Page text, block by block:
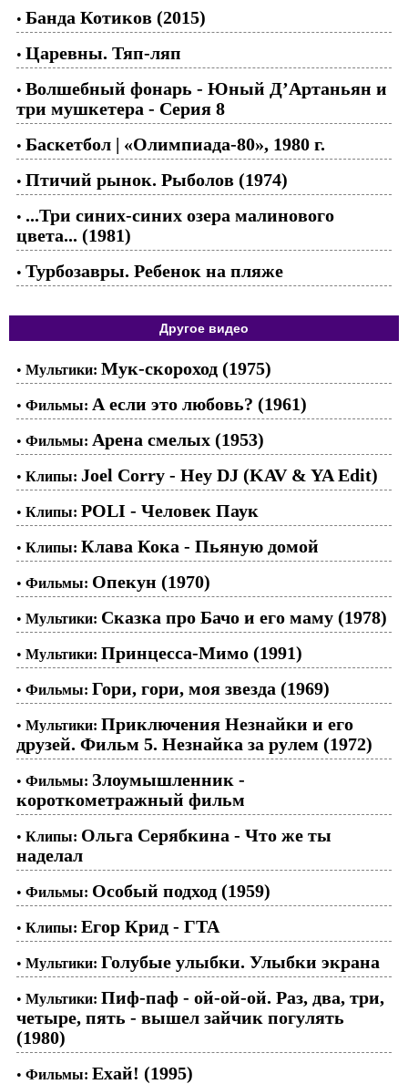
• Банда Котиков (2015)
• Царевны. Тяп-ляп
• Волшебный фонарь - Юный Д’Артаньян и
три мушкетера - Серия 8
• Баскетбол | «Олимпиада-80», 1980 г.
• Птичий рынок. Рыболов (1974)
• ...Три синих-синих озера малинового
цвета... (1981)
• Турбозавры. Ребенок на пляже
Другое видео
• Мультики: Мук-скороход (1975)
• Фильмы: А если это любовь? (1961)
• Фильмы: Арена смелых (1953)
• Клипы: Joel Corry - Hey DJ (KAV & YA Edit)
• Клипы: POLI - Человек Паук
• Клипы: Клава Кока - Пьяную домой
• Фильмы: Опекун (1970)
• Мультики: Сказка про Бачо и его маму (1978)
• Мультики: Принцесса-Мимо (1991)
• Фильмы: Гори, гори, моя звезда (1969)
• Мультики: Приключения Незнайки и его
друзей. Фильм 5. Незнайка за рулем (1972)
• Фильмы: Злоумышленник -
короткометражный фильм
• Клипы: Ольга Серябкина - Что же ты
наделал
• Фильмы: Особый подход (1959)
• Клипы: Егор Крид - ГТА
• Мультики: Голубые улыбки. Улыбки экрана
• Мультики: Пиф-паф - ой-ой-ой. Раз, два, три,
четыре, пять - вышел зайчик погулять
(1980)
• Фильмы: Ехай! (1995)